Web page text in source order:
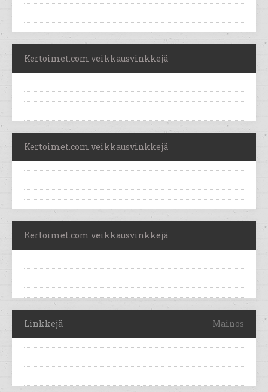
Kertoimet.com veikkausvinkkejä
Kertoimet.com veikkausvinkkejä
Kertoimet.com veikkausvinkkejä
Linkkejä Mainos